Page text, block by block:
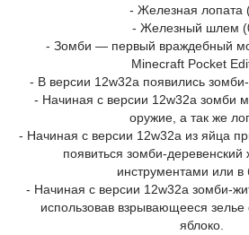
- Железная лопата
- Железный шлем
- Зомби — первый враждебный
Minecraft Pocket
- В версии 12w32a появились
- Начиная с версии 12w32a зомби
оружие, а так же
- Начиная с версии 12w32a из яйца
появиться зомби-деревенский
инструментами или в
- Начиная с версии 12w32a зомби-
использовав взрывающееся зелье
яблоко.